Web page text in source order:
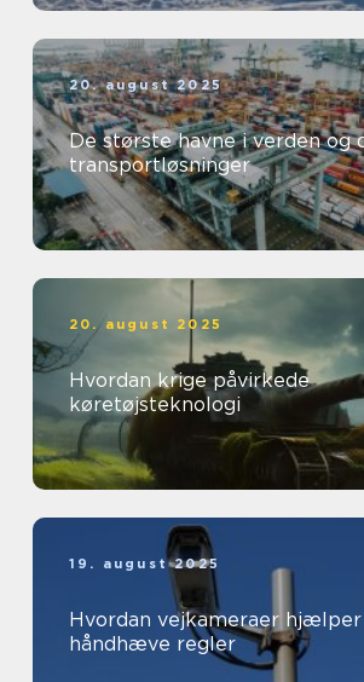
20. august 2025
De største havne i verden og
transportløsninger
20. august 2025
Hvordan krige påvirkede
køretøjsteknologi
19. august 2025
Hvordan vejkameraer
håndhæve regler